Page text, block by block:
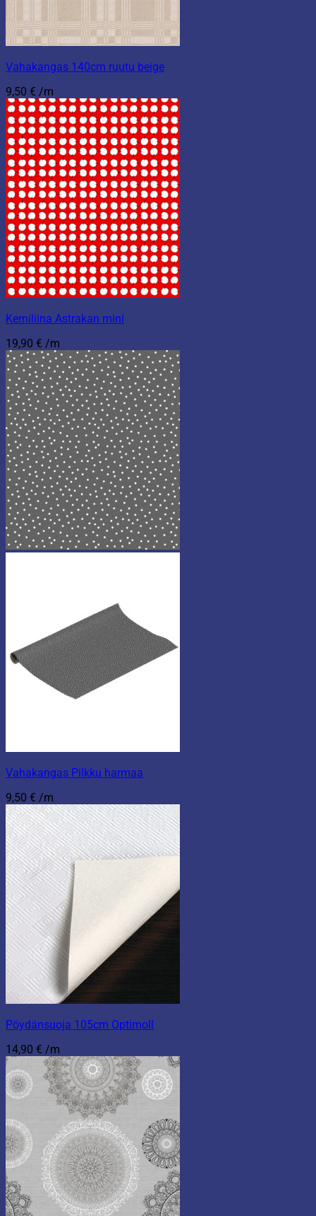
Vahakangas 140cm ruutu beige
9,50 € /m
Kerniliina Astrakan mini
19,90 € /m
Vahakangas Pilkku harmaa
9,50 € /m
Pöydänsuoja 105cm Optimoll
14,90 € /m